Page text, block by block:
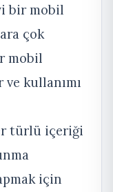
bir mobil
çok
mobil
kullanımı
türlü içeriği
için